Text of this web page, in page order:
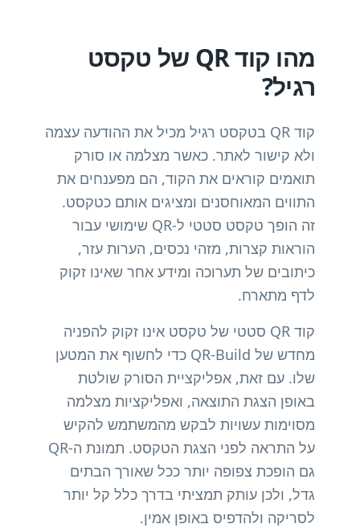
מהו קוד QR של טקסט
רגיל?
קוד QR בטקסט רגיל מכיל את ההודעה עצמה
ולא קישור לאתר. כאשר מצלמה או סורק
תואמים קוראים את הקוד, הם מפענחים את
התווים המאוחסנים ומציגים אותם כטקסט.
זה הופך טקסט סטטי ל-QR שימושי עבור
הוראות קצרות, מזהי נכסים, הערות עזר,
כיתובים של תערוכה ומידע אחר שאינו זקוק
לדף מתארח.
קוד QR סטטי של טקסט אינו זקוק להפניה
מחדש של QR-Build כדי לחשוף את המטען
שלו. עם זאת, אפליקציית הסורק שולטת
באופן הצגת התוצאה, ואפליקציות מצלמה
מסוימות עשויות לבקש מהמשתמש להקיש
על התראה לפני הצגת הטקסט. תמונת ה-QR
גם הופכת צפופה יותר ככל שאורך הבתים
גדל, ולכן עותק תמציתי בדרך כלל קל יותר
לסריקה ולהדפיס באופן אמין.